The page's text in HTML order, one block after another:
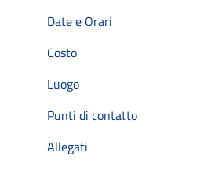
Date e Orari
Costo
Luogo
Punti di contatto
Allegati